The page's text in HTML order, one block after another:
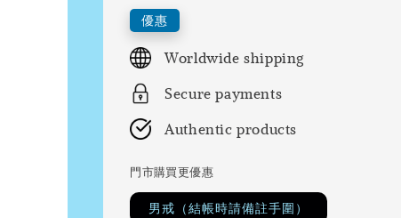
優惠
Worldwide shipping
Secure payments
Authentic products
門市購買更優惠
男戒（結帳時請備註手圍）